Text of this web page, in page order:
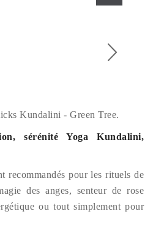
Kundalini - Green Tree.
sérénité Yoga Kundalini,
recommandés pour les rituels de
des anges, senteur de rose
ou tout simplement pour